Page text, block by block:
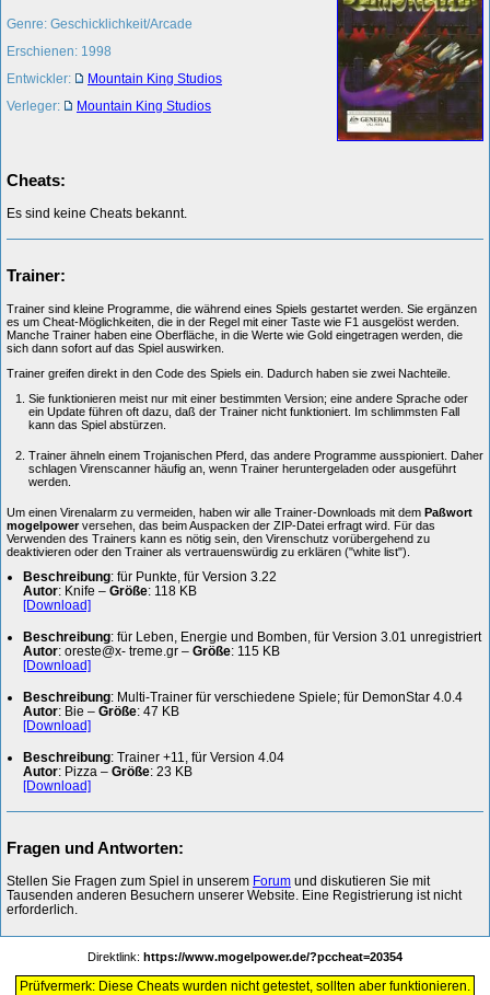
Genre: Geschicklichkeit/Arcade
Erschienen: 1998
Entwickler:
Mountain King Studios
Verleger:
Mountain King Studios
Cheats:
Es sind keine Cheats bekannt.
Trainer:
Trainer sind kleine Programme, die während eines Spiels gestartet werden. Sie ergänzen
es um Cheat-Möglichkeiten, die in der Regel mit einer Taste wie F1 ausgelöst werden.
Manche Trainer haben eine Oberfläche, in die Werte wie Gold eingetragen werden, die
sich dann sofort auf das Spiel auswirken.
Trainer greifen direkt in den Code des Spiels ein. Dadurch haben sie zwei Nachteile.
Sie funktionieren meist nur mit einer bestimmten Version; eine andere Sprache oder
ein Update führen oft dazu, daß der Trainer nicht funktioniert. Im schlimmsten Fall
kann das Spiel abstürzen.
Trainer ähneln einem Trojanischen Pferd, das andere Programme ausspioniert. Daher
schlagen Virenscanner häufig an, wenn Trainer heruntergeladen oder ausgeführt
werden.
Um einen Virenalarm zu vermeiden, haben wir alle Trainer-Downloads mit dem Paßwort
mogelpowerversehen, das beim Auspacken der ZIP-Datei erfragt wird. Für das
Verwenden des Trainers kann es nötig sein, den Virenschutz vorübergehend zu
deaktivieren oder den Trainer als vertrauenswürdig zu erklären ("white list").
Beschreibung: für Punkte, für Version 3.22
Autor: Knife – Größe: 118 KB
[Download]
Beschreibung: für Leben, Energie und Bomben, für Version 3.01 unregistriert
Autor: oreste@x- treme.gr – Größe: 115 KB
[Download]
Beschreibung: Multi-Trainer für verschiedene Spiele; für DemonStar 4.0.4
Autor: Bie – Größe: 47 KB
[Download]
Beschreibung: Trainer +11, für Version 4.04
Autor: Pizza – Größe: 23 KB
[Download]
Fragen und Antworten:
Stellen Sie Fragen zum Spiel in unserem Forum und diskutieren Sie mit
Tausenden anderen Besuchern unserer Website. Eine Registrierung ist nicht
erforderlich.
Direktlink: https://www.mogelpower.de/?pccheat=20354
Prüfvermerk: Diese Cheats wurden nicht getestet, sollten aber funktionieren.